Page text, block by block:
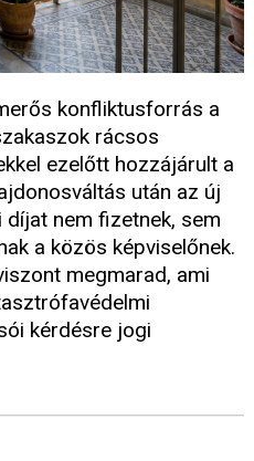
konfliktusforrás a
rácsos
ezelőtt hozzájárult a
után az új
nem fizetnek, sem
a közös képviselőnek.
megmarad, ami
kérdésre jogi